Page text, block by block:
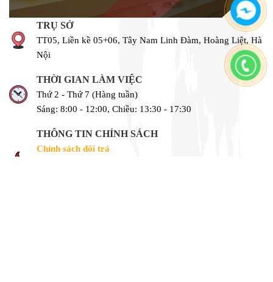
TRỤ SỞ
TT05, Liền kề 05+06, Tây Nam Linh Đàm, Hoàng Liệt, Hà
Nội
THỜI GIAN LÀM VIỆC
Thứ 2 - Thứ 7 (Hàng tuần)
Sáng: 8:00 - 12:00, Chiều: 13:30 - 17:30
THÔNG TIN CHÍNH SÁCH
Chính sách đổi trả